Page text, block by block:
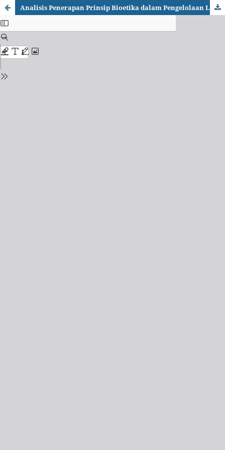
Analisis Penerapan Prinsip Bioetika dalam Pengelolaan Limbah B3 Cair Hasil Pemeriksaan Laboratorium Biologi di Balai Laboratorium Kesehatan Masyarakat Medan